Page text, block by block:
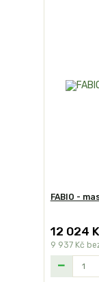
FABIO -
12 024
9 937 Kč